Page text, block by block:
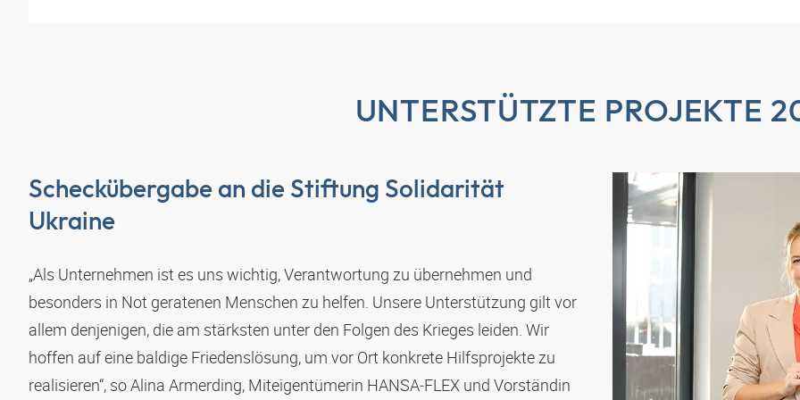
UNTERSTÜTZTE PROJEKTE
Scheckübergabe an die Stiftung Solidarität
Ukraine
„Als Unternehmen ist es uns wichtig, Verantwortung zu übernehmen und
besonders in Not geratenen Menschen zu helfen. Unsere Unterstützung gilt vor
allem denjenigen, die am stärksten unter den Folgen des Krieges leiden. Wir
hoffen auf eine baldige Friedenslösung, um vor Ort konkrete Hilfsprojekte zu
realisieren“, so Alina Armerding, Miteigentümerin HANSA‑FLEX und Vorständin